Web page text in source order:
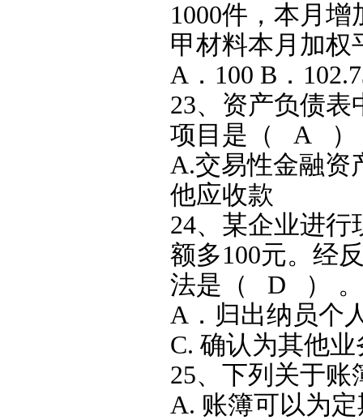
1000件，本月增
甲材料本月加
A．100 B．
23、资产负债
项目是（ A ）
A.交易性金融
他应收款
24、某企业进
额多100元。经
法是（ D ） 。
A．归出纳员
C. 确认为其他
25、下列关于
A. 账簿可以为